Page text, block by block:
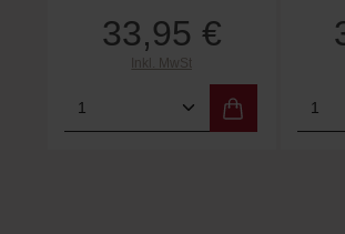
Regulärer Preis:
33,95 €
Inkl. MwSt
Produkt Anzahl: Gib